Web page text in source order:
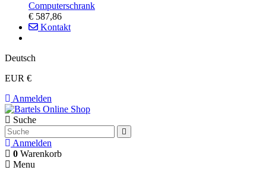
Computerschrank
€ 587,86
Kontakt
Deutsch
EUR €
Anmelden
Suche
Anmelden
0 Warenkorb
Menu